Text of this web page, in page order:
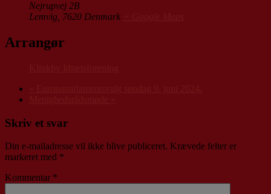
Nejrupvej 2B
Lemvig 7620 Denmark
Arrangør
Skriv et svar
Din e-mailadresse vil ikke blive publiceret. Krævede felter er
markeret med *
Kommentar *